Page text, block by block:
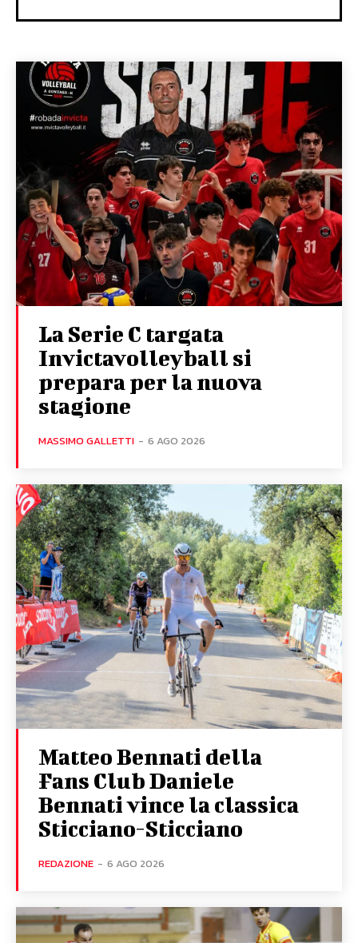
La Serie C targata
Invictavolleyball si
prepara per la nuova
stagione
MASSIMO GALLETTI - 6 AGO 2026
Matteo Bennati della
Fans Club Daniele
Bennati vince la classica
Sticciano-Sticciano
REDAZIONE - 6 AGO 2026